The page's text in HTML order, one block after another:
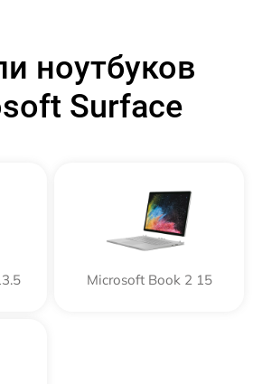
ноутбуков
Surface
Microsoft Book 2 15